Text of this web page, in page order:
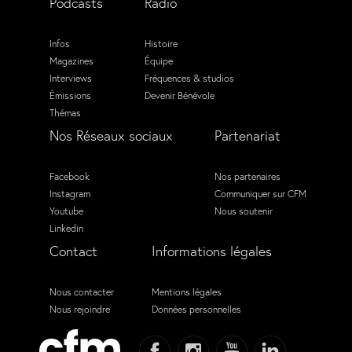
Infos
Magazines
Interviews
Émissions
Thémas
Histoire
Équipe
Fréquences & studios
Devenir Bénévole
Nos Réseaux sociaux
Facebook
Instagram
Youtube
Linkedin
Partenariat
Nos partenaires
Communiquer sur CFM
Nous soutenir
Contact
Nous contacter
Nous rejoindre
Informations légales
Mentions légales
Données personnelles